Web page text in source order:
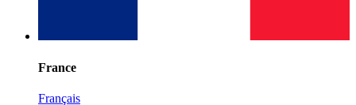
France
Français